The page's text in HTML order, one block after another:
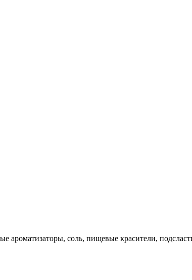
ароматизаторы, соль, пищевые красители,